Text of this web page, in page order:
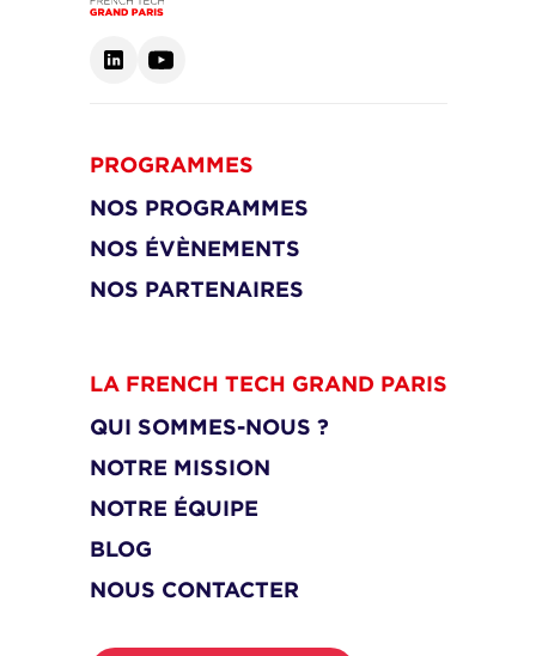
PROGRAMMES
NOS PROGRAMMES
NOS ÉVÈNEMENTS
NOS PARTENAIRES
LA FRENCH TECH GRAND PARIS
QUI SOMMES-NOUS ?
NOTRE MISSION
NOTRE ÉQUIPE
BLOG
NOUS CONTACTER